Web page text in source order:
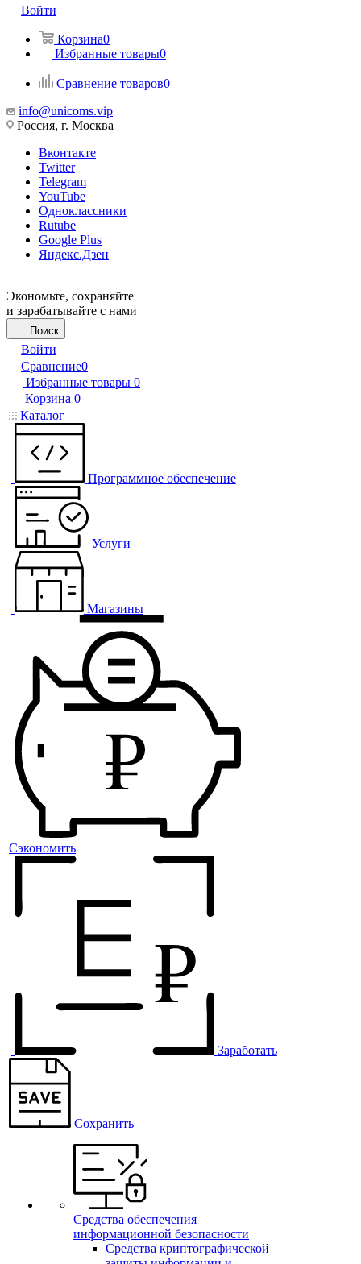
Войти
Корзина0
Избранные товары0
Сравнение товаров0
info@unicoms.vip
Россия, г. Москва
Вконтакте
Twitter
Telegram
YouTube
Одноклассники
Rutube
Google Plus
Яндекс.Дзен
Экономьте, сохраняйте
и зарабатывайте с нами
Поиск
Войти
Сравнение0
Избранные товары 0
Корзина 0
Каталог
Программное обеспечение
Услуги
Магазины
Сэкономить
Заработать
Сохранить
Средства обеспечения
информационной безопасности
Средства криптографической